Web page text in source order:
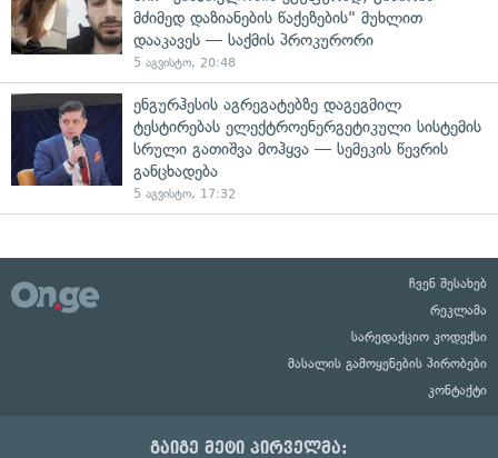
მძიმედ დაზიანების წაქეზების" მუხლით
დააკავეს — საქმის პროკურორი
5 აგვისტო, 20:48
ენგურჰესის აგრეგატებზე დაგეგმილ
ტესტირებას ელექტროენერგეტიკული სისტემის
სრული გათიშვა მოჰყვა — სემეკის წევრის
განცხადება
5 აგვისტო, 17:32
ჩვენ შესახებ
რეკლამა
სარედაქციო კოდექსი
მასალის გამოყენების პირობები
კონტაქტი
გაიგე მეტი პირველმა: